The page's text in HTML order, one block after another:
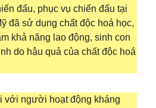
đấu, phục vụ chiến đấu tại
đã sử dụng chất độc hoá học,
khả năng lao động, sinh con
do hậu quả của chất độc hoá
với người hoạt động kháng